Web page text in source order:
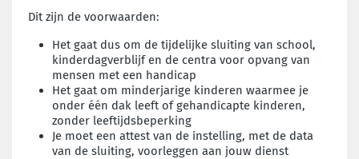
Dit zijn de voorwaarden:
Het gaat dus om de tijdelijke sluiting van school,
kinderdagverblijf en de centra voor opvang van
mensen met een handicap
Het gaat om minderjarige kinderen waarmee je
onder één dak leeft of gehandicapte kinderen,
zonder leeftijdsbeperking
Je moet een attest van de instelling, met de data
van de sluiting, voorleggen aan jouw dienst